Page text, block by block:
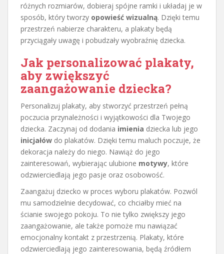
różnych rozmiarów, dobieraj spójne ramki i układaj je w
sposób, który tworzy opowieść wizualną. Dzięki temu
przestrzeń nabierze charakteru, a plakaty będą
przyciągały uwagę i pobudzały wyobraźnię dziecka.
Jak personalizować plakaty,
aby zwiększyć
zaangażowanie dziecka?
Personalizuj plakaty, aby stworzyć przestrzeń pełną
poczucia przynależności i wyjątkowości dla Twojego
dziecka. Zaczynaj od dodania imienia dziecka lub jego
inicjałów do plakatów. Dzięki temu maluch poczuje, że
dekoracja należy do niego. Nawiąż do jego
zainteresowań, wybierając ulubione motywy, które
odzwierciedlają jego pasje oraz osobowość.
Zaangażuj dziecko w proces wyboru plakatów. Pozwól
mu samodzielnie decydować, co chciałby mieć na
ścianie swojego pokoju. To nie tylko zwiększy jego
zaangażowanie, ale także pomoże mu nawiązać
emocjonalny kontakt z przestrzenią. Plakaty, które
odzwierciedlają jego zainteresowania, będą źródłem